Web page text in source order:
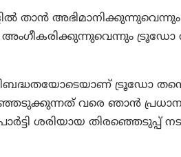
താൻ
അംഗീകരിക്കുന്നുവെന്നും
ട്രൂഡോ
വരെ ഞാൻ
ശരിയായ തിരഞ്ഞെടുപ്പ്